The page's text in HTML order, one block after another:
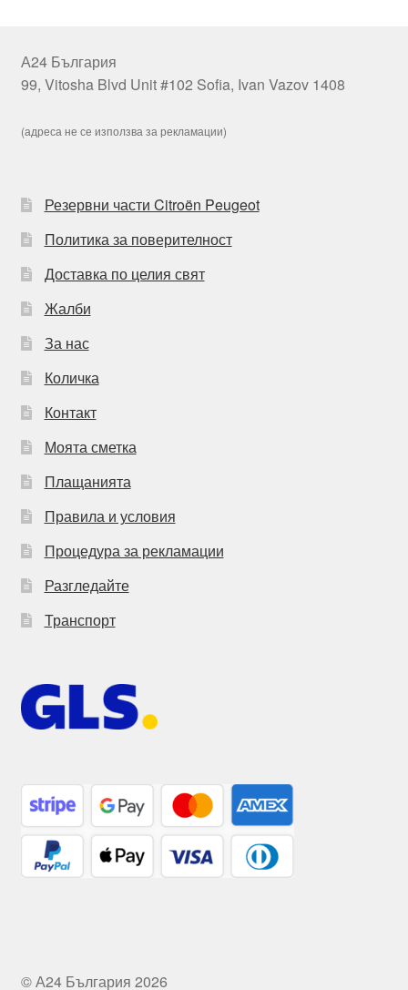
А24 България
99, Vitosha Blvd Unit #102 Sofia, Ivan Vazov 1408
(адреса не се използва за рекламации)
Резервни части Citroën Peugeot
Политика за поверителност
Доставка по целия свят
Жалби
За нас
Количка
Контакт
Моята сметка
Плащанията
Правила и условия
Процедура за рекламации
Разгледайте
Транспорт
© А24 България 2026